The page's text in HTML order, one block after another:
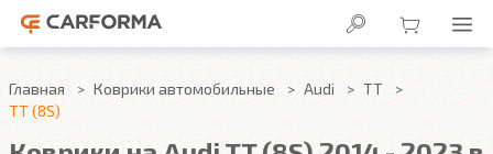
Главная Коврики автомобильные Audi
TT
TT (8S)